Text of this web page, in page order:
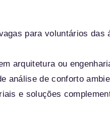
para voluntários das
arquitetura ou
análise de conforto
e soluções